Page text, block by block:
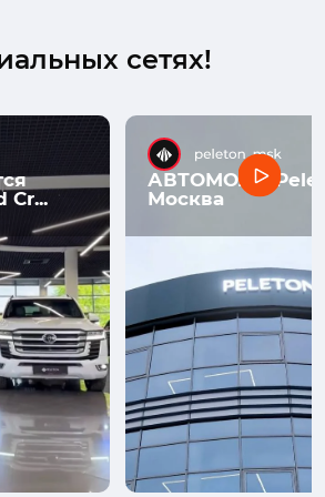
сетях!
Cr...
АВТОМОЛЛ
Москва